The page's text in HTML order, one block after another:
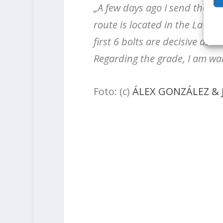
„A few days ago I send the
route is located in the La
first 6 bolts are decisive as
Regarding the grade, I am
Foto: (c) ÁLEX GONZÁLEZ &